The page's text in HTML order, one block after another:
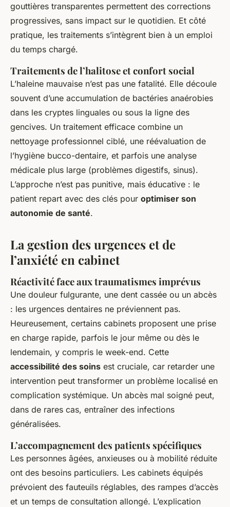
gouttières transparentes permettent des corrections
progressives, sans impact sur le quotidien. Et côté
pratique, les traitements s’intègrent bien à un emploi
du temps chargé.
Traitements de l’halitose et confort social
L’haleine mauvaise n’est pas une fatalité. Elle découle
souvent d’une accumulation de bactéries anaérobies
dans les cryptes linguales ou sous la ligne des
gencives. Un traitement efficace combine un
nettoyage professionnel ciblé, une réévaluation de
l’hygiène bucco-dentaire, et parfois une analyse
médicale plus large (problèmes digestifs, sinus).
L’approche n’est pas punitive, mais éducative : le
patient repart avec des clés pour optimiser son
autonomie de santé.
La gestion des urgences et de
l’anxiété en cabinet
Réactivité face aux traumatismes imprévus
Une douleur fulgurante, une dent cassée ou un abcès
: les urgences dentaires ne préviennent pas.
Heureusement, certains cabinets proposent une prise
en charge rapide, parfois le jour même ou dès le
lendemain, y compris le week-end. Cette
accessibilité des soins est cruciale, car retarder une
intervention peut transformer un problème localisé en
complication systémique. Un abcès mal soigné peut,
dans de rares cas, entraîner des infections
généralisées.
L’accompagnement des patients spécifiques
Les personnes âgées, anxieuses ou à mobilité réduite
ont des besoins particuliers. Les cabinets équipés
prévoient des fauteuils réglables, des rampes d’accès
et un temps de consultation allongé. L’explication